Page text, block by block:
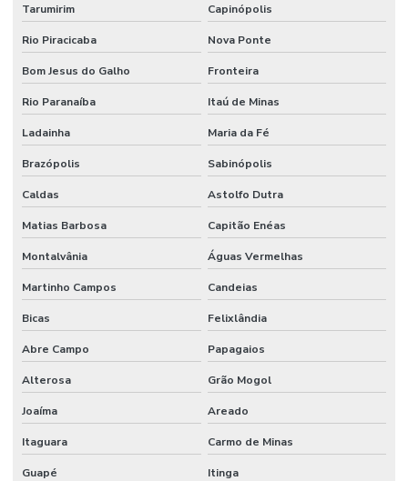
Tarumirim Capinópolis
Rio Piracicaba Nova Ponte
Bom Jesus do Galho Fronteira
Rio Paranaíba Itaú de Minas
Ladainha Maria da Fé
Brazópolis Sabinópolis
Caldas Astolfo Dutra
Matias Barbosa Capitão Enéas
Montalvânia Águas Vermelhas
Martinho Campos Candeias
Bicas Felixlândia
Abre Campo Papagaios
Alterosa Grão Mogol
Joaíma Areado
Itaguara Carmo de Minas
Guapé Itinga